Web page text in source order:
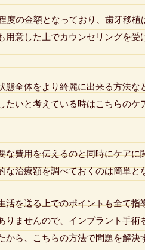
度の金額となっており、歯牙移植
用意した上でカウンセリングを受
全体をより綺麗に出来る方法な
たいと考えている時はこちらのケ
な費用を伝えるのと同時にケアに
な治療額を調べておくのは簡単と
活を送る上でのポイントも全て指
りませんので、インプラント手術
から、こちらの方法で問題を解決